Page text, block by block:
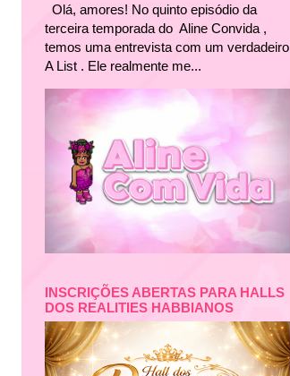
Olá, amores! No quinto episódio da
terceira temporada do Aline Convida ,
temos uma entrevista com um verdadeiro
A List . Ele realmente me...
INSCRIÇÕES ABERTAS PARA HALLS
DOS REALITIES HABBIANOS